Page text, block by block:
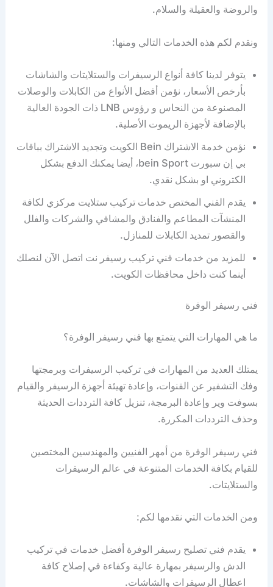
والروضة والعقيلة والسلام.
ونقدم لكم هذه الخدمات التالي ومنها:
يتوفر لدينا كافة أنواع الرسيفرات والستلايتات والشاشات
بأرخص الأسعار، نؤمن أفضل الأنواع من الكابلات والوصلات
المصنوعة من النحاس و رؤوس LNB ذات الجودة العالية
بالإضافة لأجهزة الريموت الأصلية.
نؤمن خدمة الاشتراك Bein الكويت وتجديد الاشتراك بباقات
بي إن سبورت bein Sport، أيضا يمكنك الدفع بشكل
الكتروني او بشكل نقدي.
يقدم الفني المختص خدمات تركيب ستلايت مركزي لكافة
المنشآت المطاعم والفنادق والمشافي والشركات والفلل
والقصور تمديد الكابلات للمنازل.
للمزيد من خدمات فني تركيب رسيفر نت اتصل الآن لنصلك
أينما كنت داخل محافظات الكويت.
فني رسيفر الوفرة
ما هي المهارات التي يتمتع بها فني رسيفر الوفرة؟
يمتلك العديد من المهارات في تركيب الرسيفرات وبرمجتها
وفك التشفير عن القنوات، وإعادة تهيئة أجهزة الرسيفر والقيام
بسوفت وير وإعادة البرمجة، تنزيل كافة الترددات الحديثة
وحذف الترددات المكررة.
فني رسيفر الوفرة من أمهر الفنيين والمهندسين المختصين
للقيام بكافة الخدمات المتنوعة في عالم الرسيفرات
والستلايتات.
ومن الخدمات التي نقدمها لكم:
يقدم فني تصليح رسيفر الوفرة أفضل خدمات في تركيب
الدش والرسيفر بمهارة عالية وكفاءة في إصلاح كافة
اعطال الرسيفرات والشاشات.